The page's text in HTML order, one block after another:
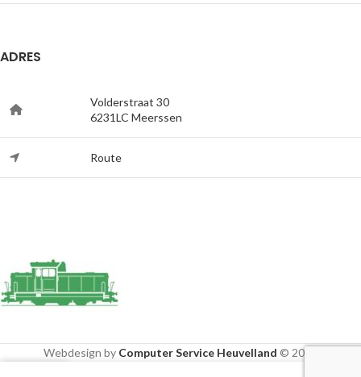
ADRES
Volderstraat 30
6231LC Meerssen
Route
Webdesign by Computer Service Heuvelland © 2020